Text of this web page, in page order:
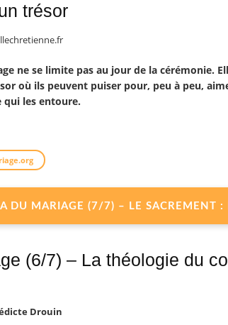
trésor
ne se limite pas au jour de la cérémonie.
où ils peuvent puiser pour, peu à peu,
les entoure.
DU MARIAGE (7/7) – LE SACREMENT
(6/7) – La théologie du
Drouin